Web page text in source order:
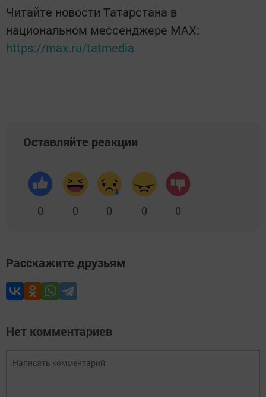
Читайте новости Татарстана в
национальном мессенджере MАХ:
https://max.ru/tatmedia
Оставляйте реакции
0 0 0 0 0
Расскажите друзьям
Нет комментариев